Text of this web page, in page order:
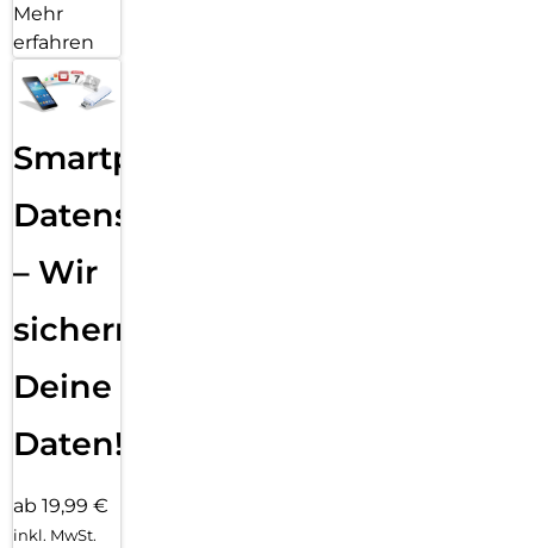
Mehr
erfahren
Smartphone
Datensicherung
– Wir
sichern
Deine
Daten!
ab 19,99 €
inkl. MwSt.